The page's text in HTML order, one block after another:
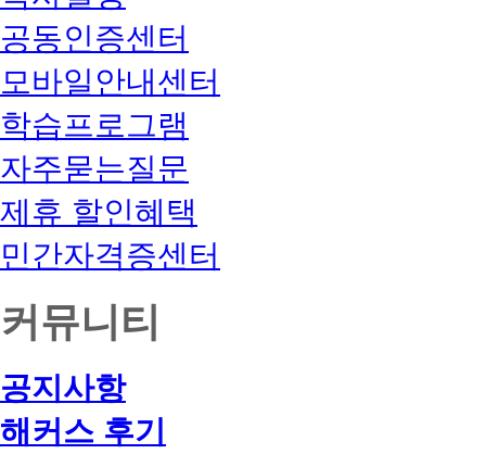
공동인증센터
모바일안내센터
학습프로그램
자주묻는질문
제휴 할인혜택
민간자격증센터
커뮤니티
공지사항
해커스 후기